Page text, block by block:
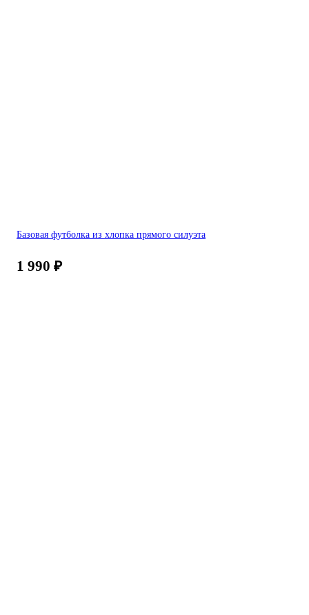
Базовая футболка из хлопка прямого силуэта
1 990 ₽